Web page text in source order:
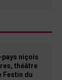
pays niçois
théâtre
Festin du